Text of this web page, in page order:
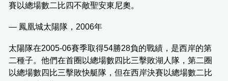
賽以總場數二比四不敵聖安東尼奧。
— 鳳凰城太陽隊，2006年
太陽隊在2005-06賽季取得54勝28負的戰績，是西岸的第
二種子。他們在首圈以總場數四比三擊敗湖人隊，第二圈
以總場數四比三擊敗快艇隊，但在西岸決賽以總場數二比